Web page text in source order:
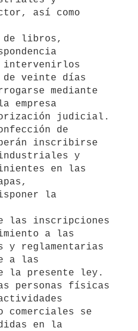
así como
de veinte días
empresa
de
inscribirse
en las
la
a las
a las
personas físicas
en la